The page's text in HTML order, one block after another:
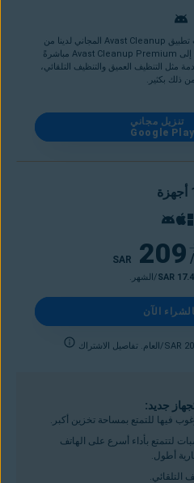
جديد:
فيها للتمتع بمساحة تخزين أكبر.
لتتمتع بأداء أسرع على الهاتف
أطول.
التلقائي.
لإصدار Android فقط، يُرجى تثبيت تطبيق Avast Cleanup المجاني لدينا من
متجر Google Play. أسرع بالترقية إلى Avast Cleanup Premium مباشرةً
التنظيف العميق والتنظيف التلقائي،
ذلك بكثير.
تنزيل مجاني
SAR 209
SAR/الشهر.
الآن